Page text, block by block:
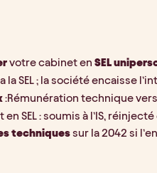
votre cabinet en SEL
la SEL ; la société encaisse
:Rémunération technique
SEL : soumis à l’IS,
techniques sur la 2042 si